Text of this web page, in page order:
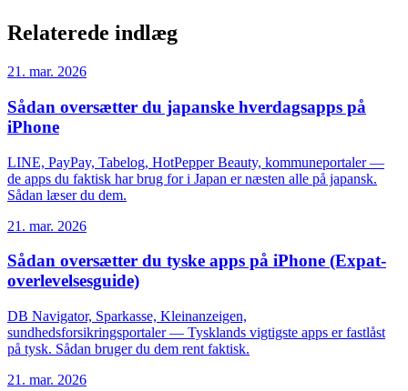
Relaterede indlæg
21. mar. 2026
Sådan oversætter du japanske hverdagsapps på
iPhone
LINE, PayPay, Tabelog, HotPepper Beauty, kommuneportaler —
de apps du faktisk har brug for i Japan er næsten alle på japansk.
Sådan læser du dem.
21. mar. 2026
Sådan oversætter du tyske apps på iPhone (Expat-
overlevelsesguide)
DB Navigator, Sparkasse, Kleinanzeigen,
sundhedsforsikringsportaler — Tysklands vigtigste apps er fastlåst
på tysk. Sådan bruger du dem rent faktisk.
21. mar. 2026